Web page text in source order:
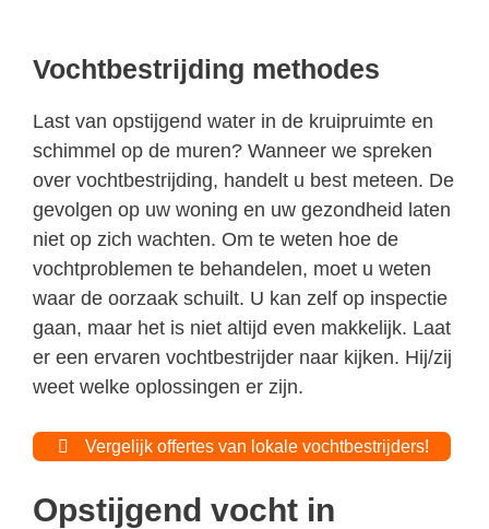
Vochtbestrijding methodes
Last van opstijgend water in de kruipruimte en
schimmel op de muren? Wanneer we spreken
over vochtbestrijding, handelt u best meteen. De
gevolgen op uw woning en uw gezondheid laten
niet op zich wachten. Om te weten hoe de
vochtproblemen te behandelen, moet u weten
waar de oorzaak schuilt. U kan zelf op inspectie
gaan, maar het is niet altijd even makkelijk. Laat
er een ervaren vochtbestrijder naar kijken. Hij/zij
weet welke oplossingen er zijn.
Vergelijk offertes van lokale vochtbestrijders!
Opstijgend vocht in